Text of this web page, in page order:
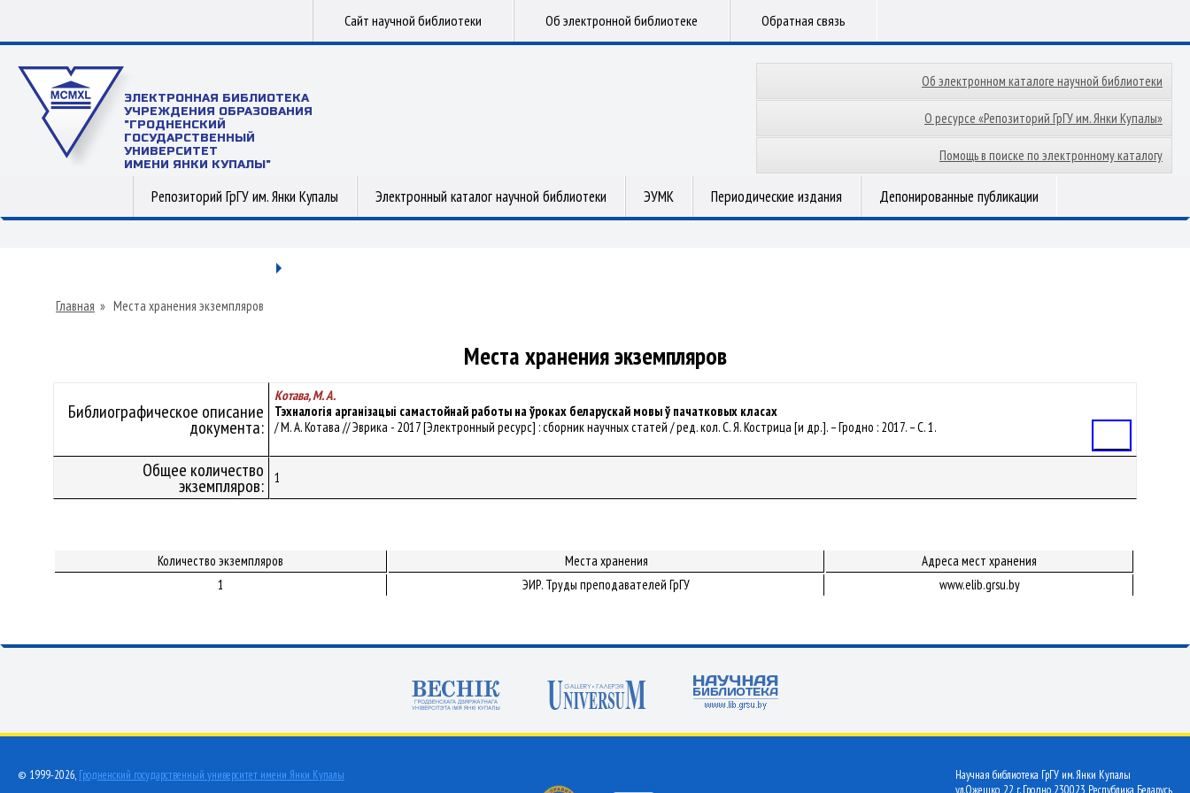
Сайт научной библиотеки Об электронной библиотеке Обратная связь
ЭЛЕКТРОННАЯ БИБЛИОТЕКА
УЧРЕЖДЕНИЯ ОБРАЗОВАНИЯ
"ГРОДНЕНСКИЙ
ГОСУДАРСТВЕННЫЙ
УНИВЕРСИТЕТ
ИМЕНИ ЯНКИ КУПАЛЫ"
Об электронном каталоге научной библиотеки
О ресурсе «Репозиторий ГрГУ им. Янки Купалы»
Помощь в поиске по электронному каталогу
Репозиторий ГрГУ им. Янки Купалы Электронный каталог научной библиотеки ЭУМК Периодические издания Депонированные публикации
Главная » Места хранения экземпляров
Места хранения экземпляров
Библиографическое описание
документа:
Котава, М. А.
Тэхналогія арганізацыі самастойнай работы на ўроках беларускай мовы ў пачатковых класах
/ М. А. Котава // Эврика - 2017 [Электронный ресурс] : сборник научных статей / ред. кол. С. Я. Кострица [и др.]. – Гродно : 2017. – С. 1.
Общее количество
экземпляров: 1
Количество экземпляров Места хранения
Адреса мест хранения
1
ЭИР. Труды преподавателей ГрГУ www.elib.grsu.by
© 1999-2026, Гродненский государственный университет имени Янки Купалы
Научная библиотека ГрГУ им. Янки Купалы
ул.Ожешко, 22 г. Гродно 230023 Республика Беларусь